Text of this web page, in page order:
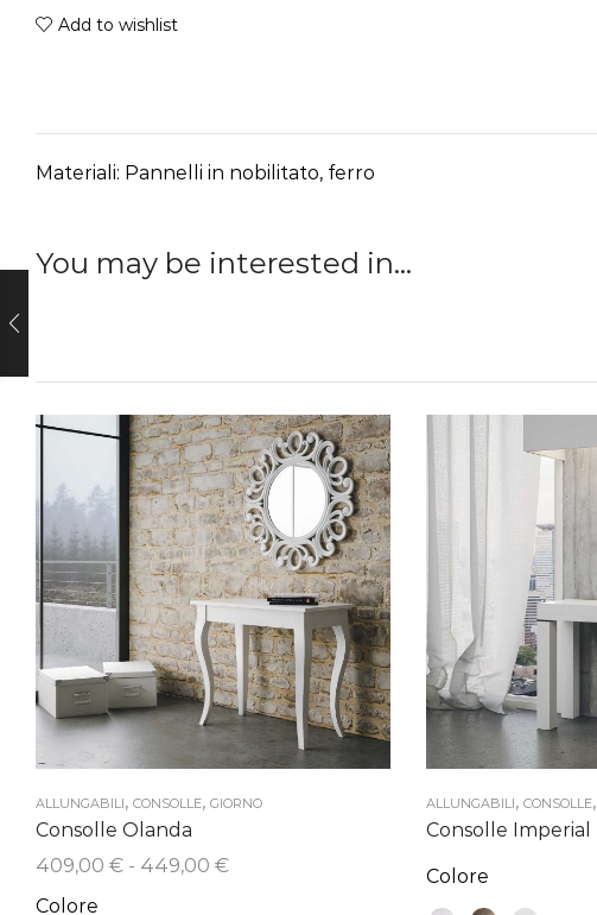
Add to wishlist
Materiali: Pannelli in nobilitato, ferro
You may be interested in…
ALLUNGABILI, CONSOLLE, GIORNO
Consolle Olanda
409,00 € - 449,00 €Fascia
Colore
ALLUNGABILI, CONSOLLE,
Consolle Imperial
Colore